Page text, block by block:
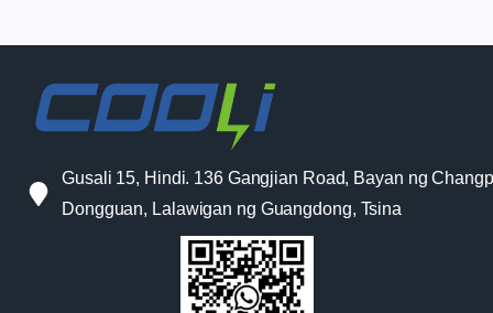
Gusali 15, Hindi. 136 Gangjian Road, Bayan ng
Dongguan, Lalawigan ng Guangdong, Tsina